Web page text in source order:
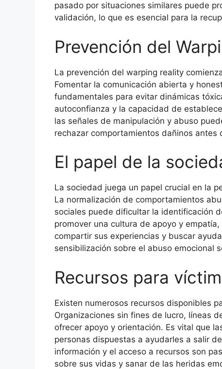
pasado por situaciones similares puede
validación, lo que es esencial para la
Prevención del
La prevención del warping reality
Fomentar la comunicación abierta y
fundamentales para evitar dinámicas
autoconfianza y la capacidad de
las señales de manipulación y abuso
rechazar comportamientos dañinos
El papel de la
La sociedad juega un papel crucial en la
La normalización de comportamientos
sociales puede dificultar la identificación
promover una cultura de apoyo y
compartir sus experiencias y buscar
sensibilización sobre el abuso emocional
Recursos para
Existen numerosos recursos disponibles
Organizaciones sin fines de lucro, líneas
ofrecer apoyo y orientación. Es vital que
personas dispuestas a ayudarles a salir
información y el acceso a recursos son
sobre sus vidas y sanar de las heridas